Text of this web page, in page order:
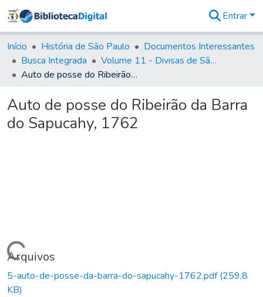
&
Coleções
Tudo na
Biblioteca
Estatísticas
Entrar
Início História de São Paulo
Documentos Interessantes
Busca Integrada
Volume 11 - Divisas de São Paulo e Minas Gerais
Auto de posse do Ribeirão da Barra do Sapucahy, 1762
Auto de posse do Ribeirão da Barra
do Sapucahy, 1762
Carregando...
Arquivos
5-auto-de-posse-da-barra-do-sapucahy-1762.pdf(259,8
KB)